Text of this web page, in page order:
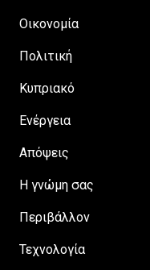
Οικονομία
Πολιτική
Κυπριακό
Ενέργεια
Απόψεις
H γνώμη σας
Περιβάλλον
Τεχνολογία